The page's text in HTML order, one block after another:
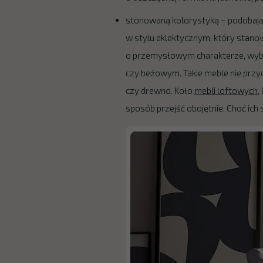
stonowaną kolorystyką –
w stylu eklektycznym, który
o przemysłowym charakterze,
czy beżowym. Takie meble nie
czy drewno. Koło mebli loftowych,
sposób przejść obojętnie. Choć